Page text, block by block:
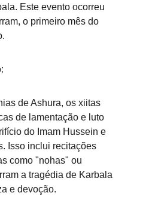
Este evento ocorreu
o primeiro mês do
de Ashura, os xiitas
de lamentação e luto
do Imam Hussein e
Isso inclui recitações
como "nohas" ou
a tragédia de Karbala
e devoção.